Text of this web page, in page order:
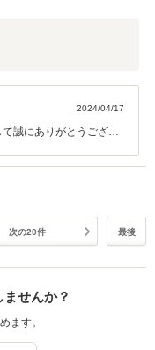
2024/04/17
誠にありがとうござい
お願い致します。
次の20件 最後
せんか？
ます。